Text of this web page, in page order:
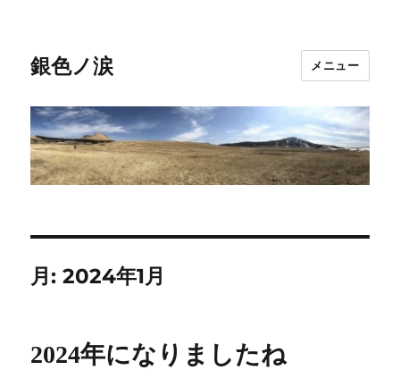
銀色ノ涙 メニュー
月:2024年1月
2024年になりましたね